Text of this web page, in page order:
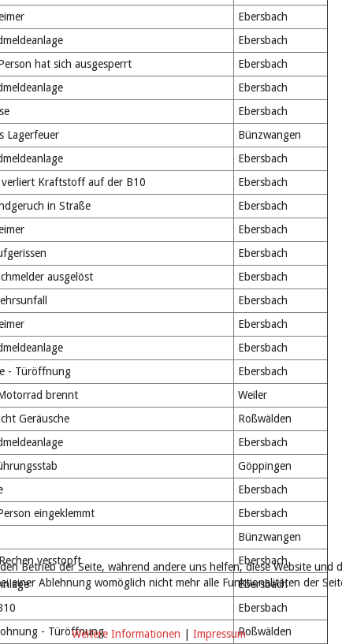
Ebersbach
Ebersbach
hat sich ausgesperrt
Ebersbach
Ebersbach
Ebersbach
Lagerfeuer
Bünzwangen
Ebersbach
Kraftstoff auf der B10
Ebersbach
in Straße
Ebersbach
Ebersbach
Ebersbach
ausgelöst
Ebersbach
Ebersbach
Ebersbach
Ebersbach
- Türöffnung
Ebersbach
brennt
Weiler
Geräusche
Roßwälden
Ebersbach
Göppingen
Ebersbach
eingeklemmt
Ebersbach
Bünzwangen
verstopft
Ebersbach
Ebersbach
Ebersbach
- Türöffnung
Roßwälden
Betrieb der Seite, während andere uns helfen, diese Website
einer Ablehnung womöglich nicht mehr alle Funktionalitäten der
Weitere Informationen
Impressum